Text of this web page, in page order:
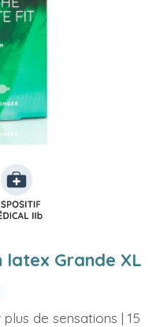
latex Grande XL
de sensations | 15